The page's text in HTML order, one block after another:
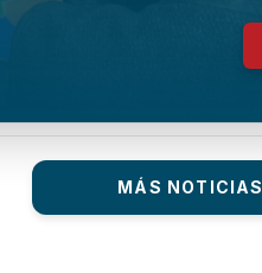
MÁS NOTICIAS